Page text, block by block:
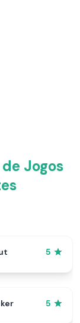
Jogos
5
5